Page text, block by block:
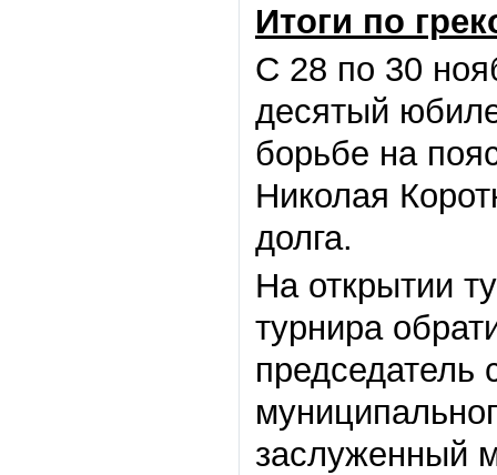
Итоги по
С 28 по 30
десятый
борьбе на
Николая
долга.
На открытии
турнира
председатель
заслуженный